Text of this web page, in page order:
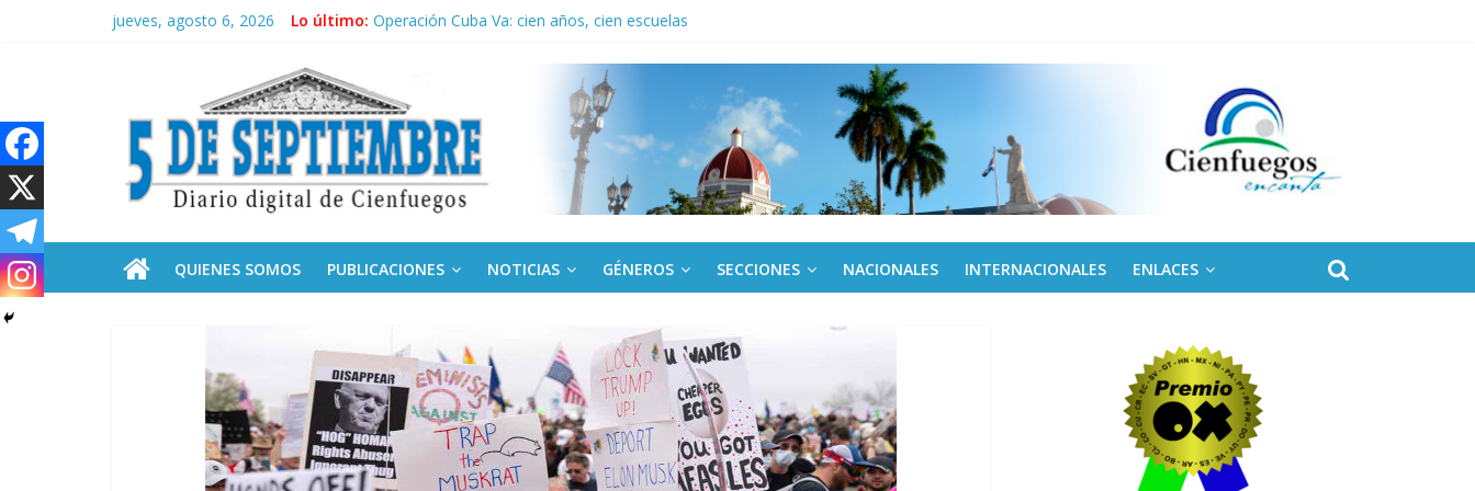
jueves, agosto 6, 2026 Lo último: Operación Cuba Va: cien años, cien escuelas
Siguen labores de rescate en escuela con desplome parcial en Cuba
“Junto a Fidel”: En imágenes la prensa cubana rinde tributo al Comandante (+ Fotos)
Solidaridad sin fronteras: brigada chilena viaja a Cuba con donativos por el centenario de Fidel
Septiembre
Diario
de
Cienfuegos,QUIENES SOMOS PUBLICACIONES NOTICIAS GÉNEROS SECCIONES NACIONALES INTERNACIONALES ENLACES